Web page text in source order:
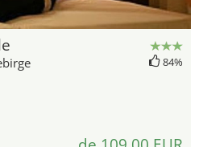
84%